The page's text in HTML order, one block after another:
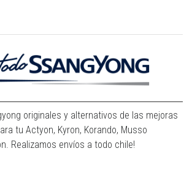
originales y alternativos de las mejoras
tu Actyon, Kyron, Korando, Musso
Realizamos envíos a todo chile!